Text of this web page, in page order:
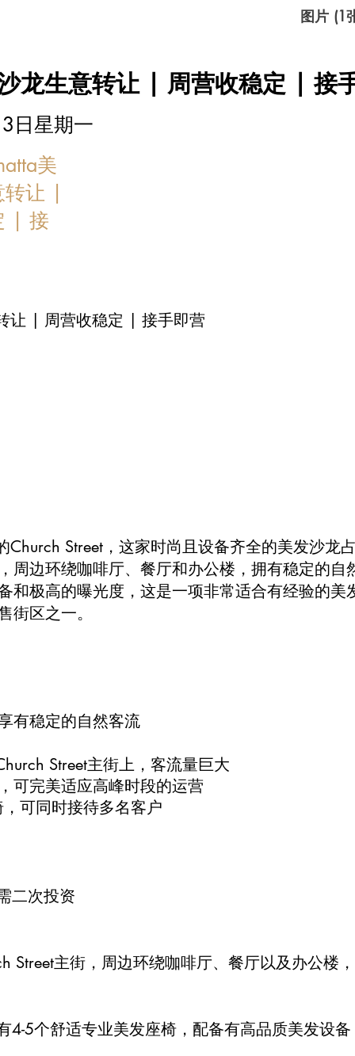
图片 (1
龙生意转让 | 周营收稳定 | 接
日星期一
美
转让 |
| 接
让 | 周营收稳定 | 接手即营
Church Street，这家时尚且设备齐全的美发沙龙
周边环绕咖啡厅、餐厅和办公楼，拥有稳定的
和极高的曝光度，这是一项非常适合有经验的
街区之一。
有稳定的自然客流
Street主街上，客流量巨大
可完美适应高峰时段的运营
可同时接待多名客户
二次投资
Street主街，周边环绕咖啡厅、餐厅以及办公楼
4-5个舒适专业美发座椅，配备有高品质美发设